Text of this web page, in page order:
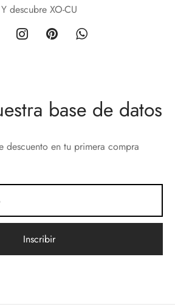
Y descubre XO-CU
base de datos
descuento en tu primera compra